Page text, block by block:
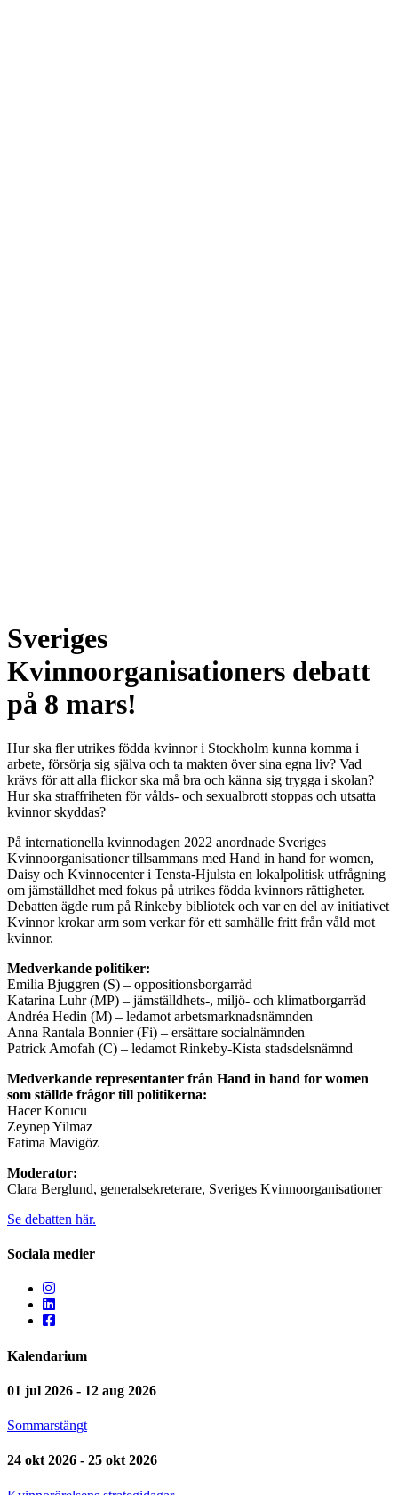
Sveriges
Kvinnoorganisationers debatt
på 8 mars!
Hur ska fler utrikes födda kvinnor i Stockholm kunna komma i
arbete, försörja sig själva och ta makten över sina egna liv? Vad
krävs för att alla flickor ska må bra och känna sig trygga i skolan?
Hur ska straffriheten för vålds- och sexualbrott stoppas och utsatta
kvinnor skyddas?
På internationella kvinnodagen 2022 anordnade Sveriges
Kvinnoorganisationer tillsammans med Hand in hand for women,
Daisy och Kvinnocenter i Tensta-Hjulsta en lokalpolitisk utfrågning
om jämställdhet med fokus på utrikes födda kvinnors rättigheter.
Debatten ägde rum på Rinkeby bibliotek och var en del av initiativet
Kvinnor krokar arm som verkar för ett samhälle fritt från våld mot
kvinnor.
Medverkande politiker:
Emilia Bjuggren (S) – oppositionsborgarråd
Katarina Luhr (MP) – jämställdhets-, miljö- och klimatborgarråd
Andréa Hedin (M) – ledamot arbetsmarknadsnämnden
Anna Rantala Bonnier (Fi) – ersättare socialnämnden
Patrick Amofah (C) – ledamot Rinkeby-Kista stadsdelsnämnd
Medverkande representanter från Hand in hand for women
som ställde frågor till politikerna:
Hacer Korucu
Zeynep Yilmaz
Fatima Mavigöz
Moderator:
Clara Berglund, generalsekreterare, Sveriges Kvinnoorganisationer
Se debatten här.
Sociala medier
Kalendarium
01 jul 2026 - 12 aug 2026
Sommarstängt
24 okt 2026 - 25 okt 2026